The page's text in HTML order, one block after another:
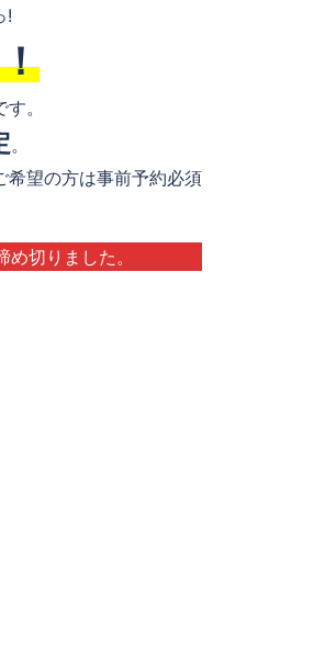
!
。
。
希望の方は事前予約必須
切りました。